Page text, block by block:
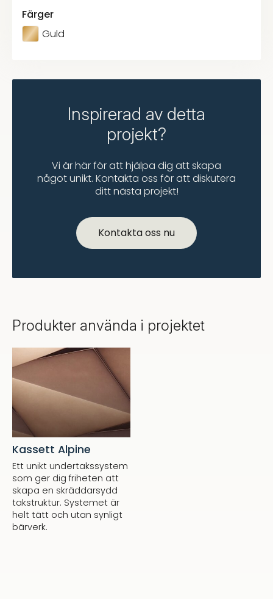
Färger
Guld
Inspirerad av detta
projekt?
Vi är här för att hjälpa dig att skapa
något unikt. Kontakta oss för att diskutera
ditt nästa projekt!
Kontakta oss nu
Produkter använda i projektet
Kassett Alpine
Ett unikt undertakssystem
som ger dig friheten att
skapa en skräddarsydd
takstruktur. Systemet är
helt tätt och utan synligt
bärverk.